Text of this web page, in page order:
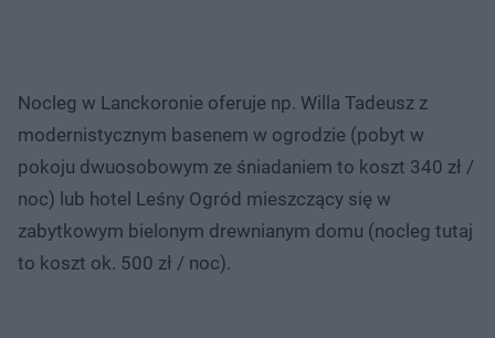
Nocleg w Lanckoronie oferuje np. Willa Tadeusz z
modernistycznym basenem w ogrodzie (pobyt w
pokoju dwuosobowym ze śniadaniem to koszt 340 zł /
noc) lub hotel Leśny Ogród mieszczący się w
zabytkowym bielonym drewnianym domu (nocleg tutaj
to koszt ok. 500 zł / noc).